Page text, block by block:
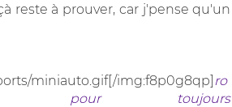
reste à prouver, car j'pense qu'un
miniauto.gif[/img:f8p0g8qp] ro
pour toujours